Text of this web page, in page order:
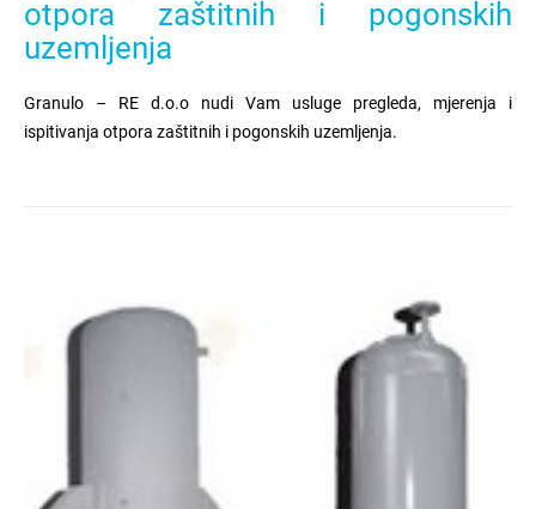
otpora zaštitnih i pogonskih
uzemljenja
Granulo – RE d.o.o nudi Vam usluge pregleda, mjerenja i
ispitivanja otpora zaštitnih i pogonskih uzemljenja.